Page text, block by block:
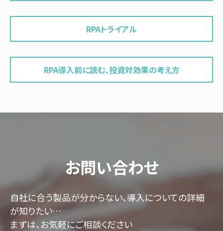
RPAトライアル
RPA導入前に読む、投資対効果の考え方
お問い合わせ
自社に合う製品が分からない、導入についての詳細
が知りたい…
まずは、お気軽にご相談ください